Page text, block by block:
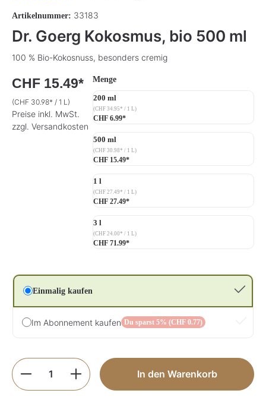
Artikelnummer: 33183
Dr. Goerg Kokosmus, bio 500 ml
100 % Bio-Kokosnuss, besonders cremig
CHF 15.49*
(CHF 30.98* / 1 L)
Preise inkl. MwSt.
zzgl. Versandkosten
Mengeauswählen
200 ml
(CHF 34.95* / 1 L)
CHF 6.99*
500 ml
(CHF 30.98* / 1 L)
CHF 15.49*
1 l
(CHF 27.49* / 1 L)
CHF 27.49*
3 l
(CHF 24.00* / 1 L)
CHF 71.99*
Einmalig kaufen
Im Abonnement kaufen Du sparst 5% (CHF 0.77)
Produkt Anzahl: Gib den gewünschten
In den Warenkorb